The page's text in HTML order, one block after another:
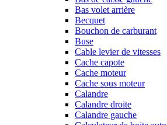
Bas volet arrière
Becquet
Bouchon de carburant
Buse
Cable levier de vitesses
Cache capote
Cache moteur
Cache sous moteur
Calandre
Calandre droite
Calandre gauche